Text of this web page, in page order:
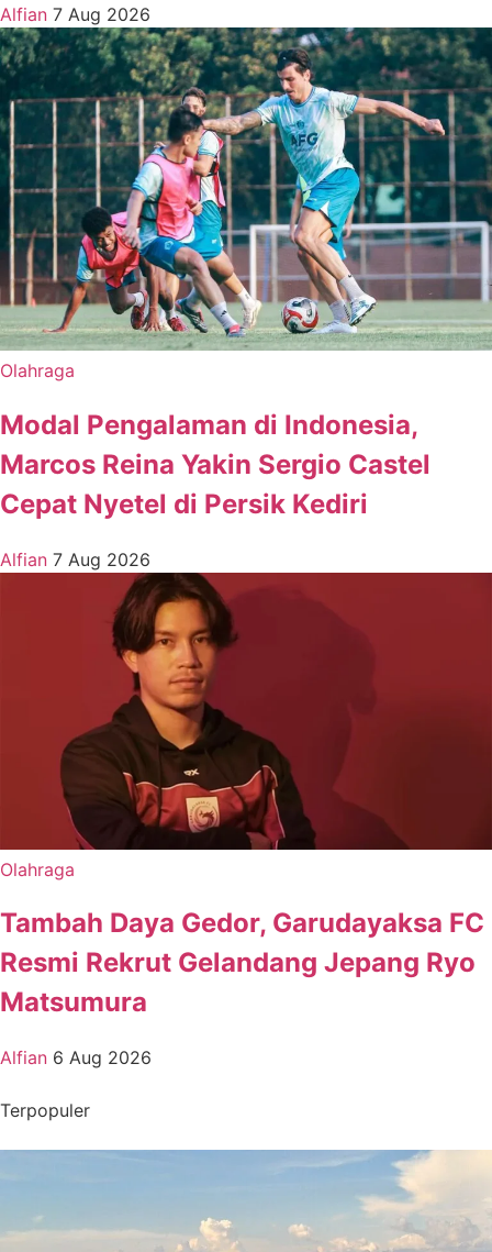
Alfian 7 Aug 2026
Olahraga
Modal Pengalaman di Indonesia,
Marcos Reina Yakin Sergio Castel
Cepat Nyetel di Persik Kediri
Alfian 7 Aug 2026
Olahraga
Tambah Daya Gedor, Garudayaksa FC
Resmi Rekrut Gelandang Jepang Ryo
Matsumura
Alfian 6 Aug 2026
Terpopuler